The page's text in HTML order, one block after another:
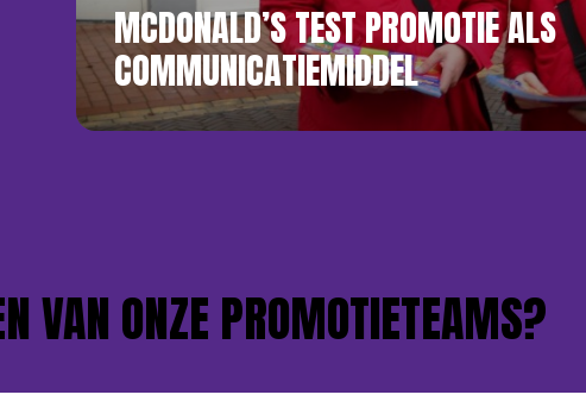
MCDONALD’S TEST PROMOTIE ALS
COMMUNICATIEMIDDEL
ONZE PROMOTIETEAMS?